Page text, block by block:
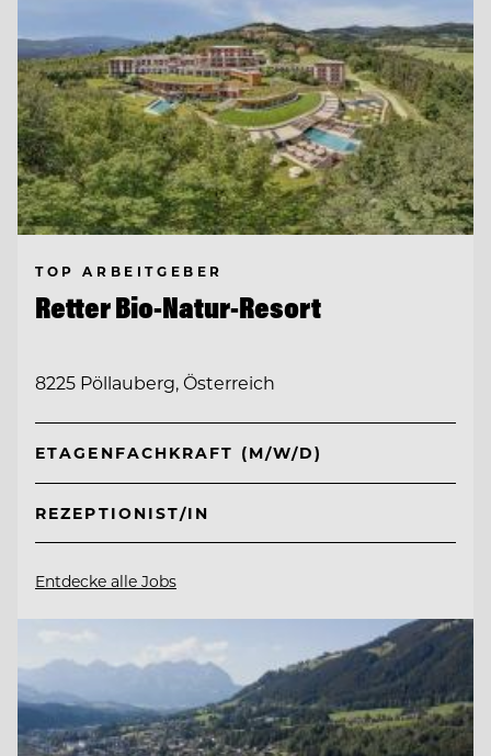
TOP ARBEITGEBER
Retter Bio-Natur-Resort
8225 Pöllauberg, Österreich
ETAGENFACHKRAFT (M/W/D)
REZEPTIONIST/IN
Entdecke alle Jobs